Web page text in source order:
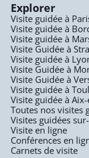
Explorer
Visite guidée à
Visite guidée à
Visite guidée à
Visite Guidée à
Visite guidée à
Visite Guidée à
Visite Guidée à
Visite guidée à
Visite guidée à
Toutes nos visites
Visites guidées
Visite en ligne
Conférences en
Carnets de visite